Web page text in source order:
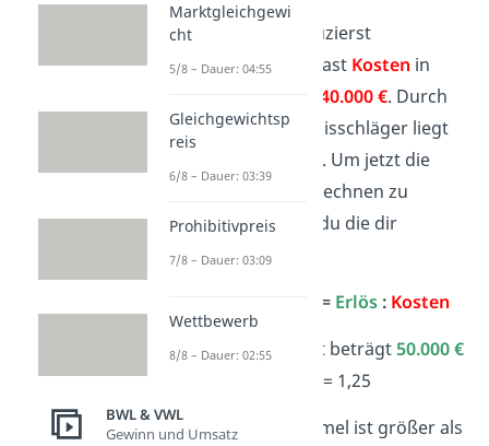
Stell dir vor, du produzierst
Tennisschläger und hast Kosten in
40.000 €. Durch
den Verkauf der Tennisschläger liegt
. Um jetzt die
Wirtschaftlichkeit berechnen zu
können, verwendest du die dir
bekannte Formel
Wirtschaftlichkeit = Erlös : Kosten
Die Wirtschaftlichkeit beträgt50.000 €
= 1,25
Das Ergebnis der Formel ist größer als
Marktgleichgewi
cht
5/8 – Dauer: 04:55
Gleichgewichtsp
reis
6/8 – Dauer: 03:39
Prohibitivpreis
7/8 – Dauer: 03:09
Wettbewerb
8/8 – Dauer: 02:55
BWL & VWL
Gewinn und Umsatz